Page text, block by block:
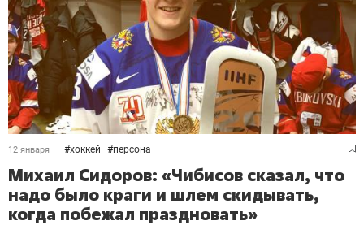
12 января #хоккей #персона
Михаил Сидоров: «Чибисов сказал, что
надо было краги и шлем скидывать,
когда побежал праздновать»